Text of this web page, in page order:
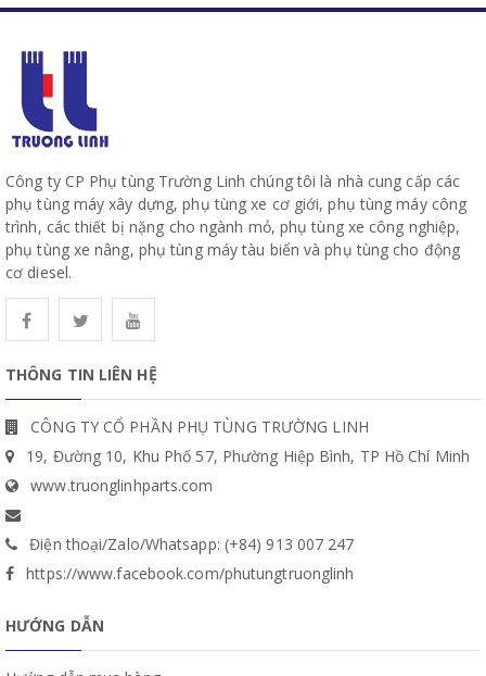
Công ty CP Phụ tùng Trường Linh chúng tôi là nhà cung cấp các
phụ tùng máy xây dựng, phụ tùng xe cơ giới, phụ tùng máy công
trình, các thiết bị nặng cho ngành mỏ, phụ tùng xe công nghiệp,
phụ tùng xe nâng, phụ tùng máy tàu biển và phụ tùng cho động
cơ diesel.
THÔNG TIN LIÊN HỆ
CÔNG TY CỔ PHẦN PHỤ TÙNG TRƯỜNG LINH
19, Đường 10, Khu Phố 57, Phường Hiệp Bình, TP Hồ Chí Minh
www.truonglinhparts.com
Điện thoại/Zalo/Whatsapp: (+84) 913 007 247
https://www.facebook.com/phutungtruonglinh
HƯỚNG DẪN